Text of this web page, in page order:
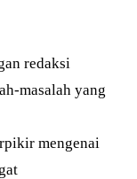
redaksi
masalah yang
mengenai